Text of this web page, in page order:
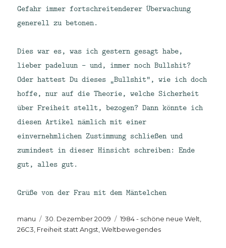
Gefahr immer fortschreitenderer Überwachung
generell zu betonen.
Dies war es, was ich gestern gesagt habe,
lieber padeluun – und, immer noch Bullshit?
Oder hattest Du dieses „Bullshit“, wie ich doch
hoffe, nur auf die Theorie, welche Sicherheit
über Freiheit stellt, bezogen? Dann könnte ich
diesen Artikel nämlich mit einer
einvernehmlichen Zustimmung schließen und
zumindest in dieser Hinsicht schreiben: Ende
gut, alles gut.
Grüße von der Frau mit dem Mäntelchen
Autor
manu
Veröffentlicht
am
30. Dezember 2009 Kategorien
1984 - schöne neue Welt
26C3 Freiheit statt Angst ,Weltbewegendes